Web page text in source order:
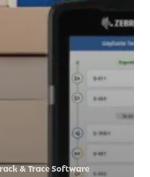
& Trace Software